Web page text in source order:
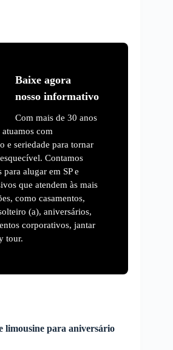
Baixe agora
nosso informativo
Com mais de 30 anos
com
e seriedade para tornar
Contamos
alugar em SP e
que atendem às mais
como casamentos,
(a), aniversários,
corporativos, jantar
tour.
limousine para aniversário